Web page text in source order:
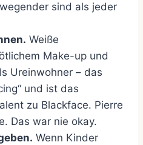
sind als jeder
Weiße
Make-up und
Ureinwohner – das
und ist das
zu Blackface. Pierre
Das war nie okay.
Wenn Kinder